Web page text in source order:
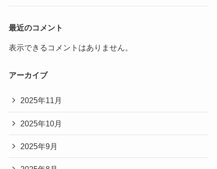
最近のコメント
表示できるコメントはありません。
アーカイブ
2025年11月
2025年10月
2025年9月